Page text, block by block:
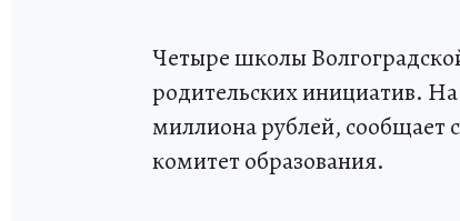
Четыре школы
родительских инициатив.
миллиона рублей, сообщает
комитет образования.